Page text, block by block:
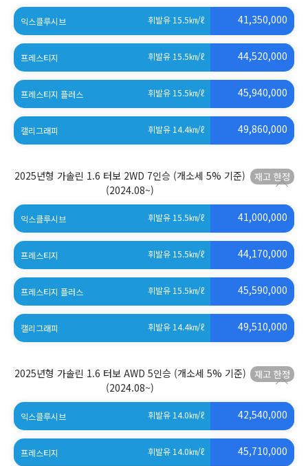
익스클루시브 휘발유 15.5㎞/ℓ
41,350,000
프레스티지 휘발유 15.5㎞/ℓ
44,520,000
프레스티지 플러스 휘발유 15.5㎞/ℓ
45,940,000
캘리그래피 휘발유 14.4㎞/ℓ
49,860,000
2025년형 가솔린 1.6 터보 2WD 7인승 (개소세 5% 기준)
(2024.08~)
익스클루시브 휘발유 15.5㎞/ℓ
41,000,000
프레스티지 휘발유 15.5㎞/ℓ
44,170,000
프레스티지 플러스 휘발유 15.5㎞/ℓ
45,590,000
캘리그래피 휘발유 14.4㎞/ℓ
49,510,000
2025년형 가솔린 1.6 터보 AWD 5인승 (개소세 5% 기준)
(2024.08~)
익스클루시브 휘발유 14.0㎞/ℓ 42,540,000
프레스티지 휘발유 14.0㎞/ℓ 45,710,000